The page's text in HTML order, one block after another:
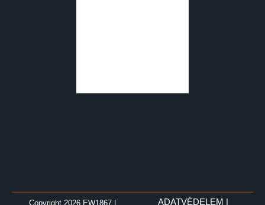
Copyright 2026 EW1867 ADATVÉDELEM